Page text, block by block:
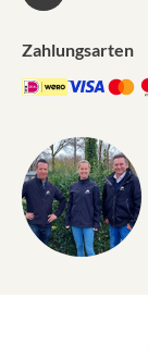
Zahlungsarten